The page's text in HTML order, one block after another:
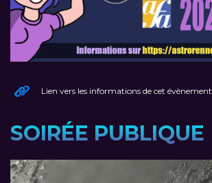
Lien vers les informations de cet évènement
SOIRÉE PUBLIQUE